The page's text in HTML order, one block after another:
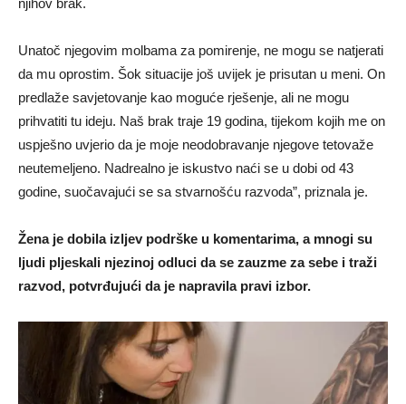
njihov brak.
Unatoč njegovim molbama za pomirenje, ne mogu se natjerati
da mu oprostim. Šok situacije još uvijek je prisutan u meni. On
predlaže savjetovanje kao moguće rješenje, ali ne mogu
prihvatiti tu ideju. Naš brak traje 19 godina, tijekom kojih me on
uspješno uvjerio da je moje neodobravanje njegove tetovaže
neutemeljeno. Nadrealno je iskustvo naći se u dobi od 43
godine, suočavajući se sa stvarnošću razvoda”, priznala je.
Žena je dobila izljev podrške u komentarima, a mnogi su
ljudi pljeskali njezinoj odluci da se zauzme za sebe i traži
razvod, potvrđujući da je napravila pravi izbor.